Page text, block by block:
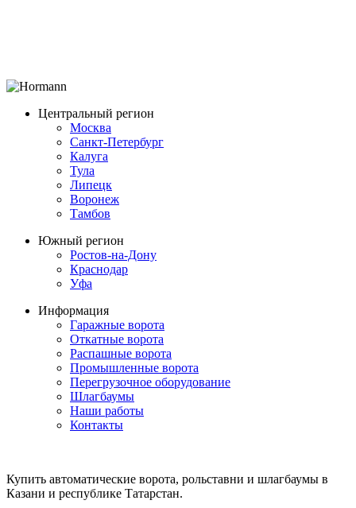
Центральный регион
Москва
Санкт-Петербург
Калуга
Тула
Липецк
Воронеж
Тамбов
Южный регион
Ростов-на-Дону
Краснодар
Уфа
Информация
Гаражные ворота
Откатные ворота
Распашные ворота
Промышленные ворота
Перегрузочное оборудование
Шлагбаумы
Наши работы
Контакты
Купить автоматические ворота, рольставни и шлагбаумы в
Казани и республике Татарстан.